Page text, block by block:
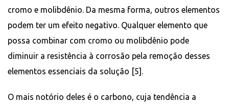
cromo e molibdênio. Da mesma forma, outros elementos
podem ter um efeito negativo. Qualquer elemento que
possa combinar com cromo ou molibdênio pode
diminuir a resistência à corrosão pela remoção desses
elementos essenciais da solução [5].
O mais notório deles é o carbono, cuja tendência a